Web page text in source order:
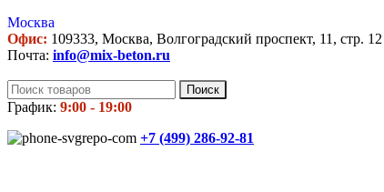
Москва
Офис: 109333, Москва, Волгоградский проспект, 11, стр. 12
Почта: info@mix-beton.ru
Поиск
График: 9:00 - 19:00
+7 (499) 286-92-81